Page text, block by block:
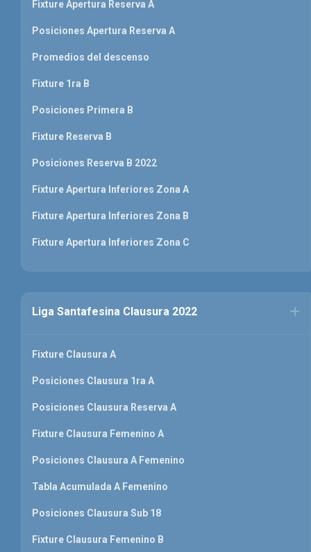
Fixture Apertura Reserva A
Posiciones Apertura Reserva A
Promedios del descenso
Fixture 1ra B
Posiciones Primera B
Fixture Reserva B
Posiciones Reserva B 2022
Fixture Apertura Inferiores Zona A
Fixture Apertura Inferiores Zona B
Fixture Apertura Inferiores Zona C
Liga Santafesina Clausura 2022
Fixture Clausura A
Posiciones Clausura 1ra A
Posiciones Clausura Reserva A
Fixture Clausura Femenino A
Posiciones Clausura A Femenino
Tabla Acumulada A Femenino
Posiciones Clausura Sub 18
Fixture Clausura Femenino B